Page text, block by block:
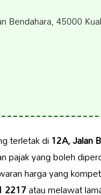
Bendahara, 45000
terletak di12A, Jalan
pajak yang boleh
harga yang
2217atau melawat